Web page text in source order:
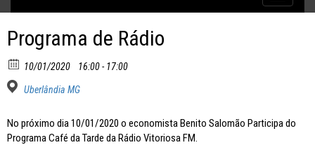
Programa de Rádio
10/01/2020 16:00 - 17:00
Uberlândia MG
No próximo dia 10/01/2020 o economista Benito Salomão Participa do
Programa Café da Tarde da Rádio Vitoriosa FM.